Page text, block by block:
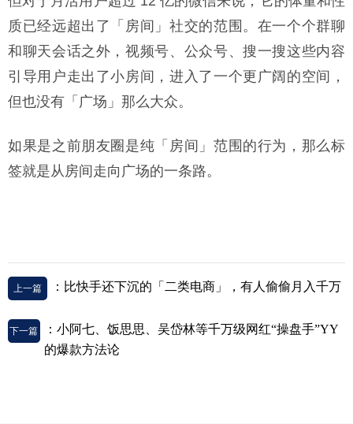
质已经远超出了「房间」社交的范围。在一个个群聊
和聊天会话之外，视频号、公众号、搜一搜这些内容
引导用户走出了小房间，进入了一个更广阔的空间，
但也没有「广场」那么大众。
如果是之前朋友圈是纯「房间」范围的行为，那么标
签就是从房间走向广场的一条路。
上一篇 ：比快手还下沉的「二类电商」，有人偷偷月入千万
下一篇
：小阿七、饭思思、吴岱林等千万级网红“操盘手”YY
的爆款方法论